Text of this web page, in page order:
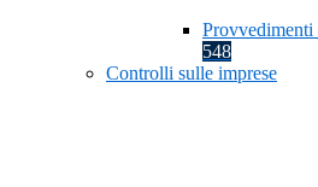
548
Controlli sulle imprese